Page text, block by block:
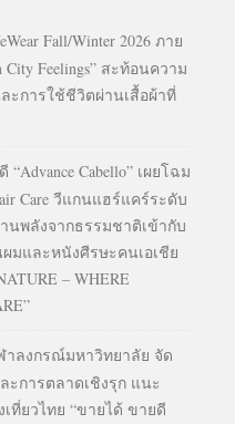
Fall/Winter 2026 ภาย
Feelings” สะท้อนความ
ะการใช้ชีวิตผ่านเสื้อผ้าที่
Cabello” เผยโฉม
Care วีแกนแฮร์แคร์ระดับ
นพลังจากธรรมชาติเข้ากับ
มและหนังศีรษะคนเอเชีย
– WHERE
ลงกรณ์มหาวิทยาลัย จัด
การตลาดเชิงรุก แนะ
ที่ยวไทย “ขายได้ ขายดี